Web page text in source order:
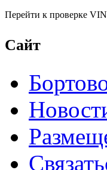
Перейти к проверке
Сайт